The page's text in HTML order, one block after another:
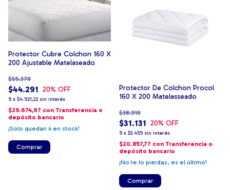
Protector Cubre Colchon 160 X
200 Ajustable Matelaseado
$44.291
$55.370
20% OFF
9 x $4.921,22 sin interés
$29.674,97 con Transferencia o
depósito bancario
¡Solo quedan 4en stock!
Comprar
Protector De Colchon Procol
160 X 200 Matelasseado
$31.131
$38.910
20% OFF
9 x $3.459 sin interés
$20.857,77 con Transferencia o
depósito bancario
¡No te lo pierdas, es el último!